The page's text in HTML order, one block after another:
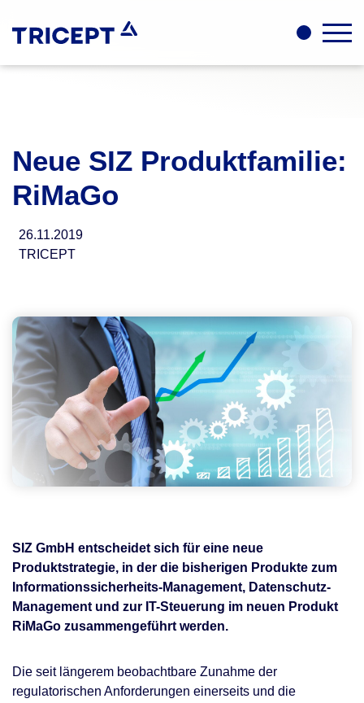
Neue SIZ Produktfamilie:
RiMaGo
26.11.2019
TRICEPT
SIZ GmbH entscheidet sich für eine neue
Produktstrategie, in der die bisherigen Produkte zum
Informationssicherheits-Management, Datenschutz-
Management und zur IT-Steuerung im neuen Produkt
RiMaGo zusammengeführt werden.
Die seit längerem beobachtbare Zunahme der
regulatorischen Anforderungen einerseits und die